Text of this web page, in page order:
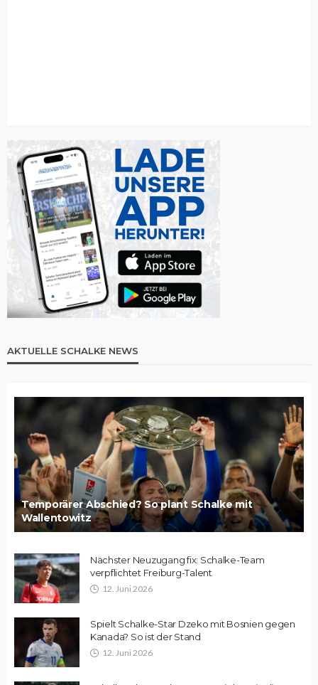
AKTUELLE SCHALKE NEWS
Temporärer Abschied? So plant Schalke mit
Wallentowitz
Nächster Neuzugang fix: Schalke-Team
verpflichtet Freiburg-Talent
12. Juni 2026
Spielt Schalke-Star Dzeko mit Bosnien gegen
Kanada? So ist der Stand
12. Juni 2026